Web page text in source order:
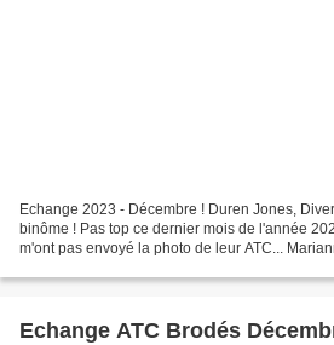
Echange 2023 - Décembre ! Duren Jones,
binôme ! Pas top ce dernier mois de l'année
m'ont pas envoyé la photo de leur ATC...
Echange ATC Brodés